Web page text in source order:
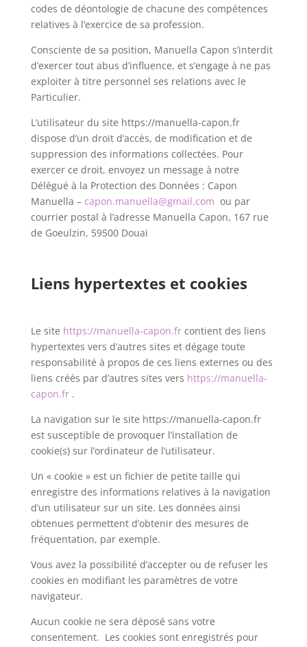
codes de déontologie de chacune des compétences
relatives à l’exercice de sa profession.
Consciente de sa position, Manuella Capon s’interdit
d’exercer tout abus d’influence, et s’engage à ne pas
exploiter à titre personnel ses relations avec le
Particulier.
L’utilisateur du site https://manuella-capon.fr
dispose d’un droit d’accès, de modification et de
suppression des informations collectées. Pour
exercer ce droit, envoyez un message à notre
Délégué à la Protection des Données : Capon
Manuella – capon.manuella@gmail.com ou par
courrier postal à l’adresse Manuella Capon, 167 rue
de Goeulzin, 59500 Douai
Liens hypertextes et cookies
Le site https://manuella-capon.fr contient des liens
hypertextes vers d’autres sites et dégage toute
responsabilité à propos de ces liens externes ou des
liens créés par d’autres sites vers https://manuella-
capon.fr.
La navigation sur le site https://manuella-capon.fr
est susceptible de provoquer l’installation de
cookie(s) sur l’ordinateur de l’utilisateur.
Un « cookie » est un fichier de petite taille qui
enregistre des informations relatives à la navigation
d’un utilisateur sur un site. Les données ainsi
obtenues permettent d’obtenir des mesures de
fréquentation, par exemple.
Vous avez la possibilité d’accepter ou de refuser les
cookies en modifiant les paramètres de votre
navigateur.
Aucun cookie ne sera déposé sans votre
consentement. Les cookies sont enregistrés pour